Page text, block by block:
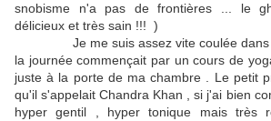
snobisme n'a pas de frontières ... le
délicieux et très sain !!! )
Je me suis assez vite coulée dans
la journée commençait par un cours de
juste à la porte de ma chambre . Le petit
qu'il s'appelait Chandra Khan , si j'ai bien
hyper gentil , hyper tonique mais très